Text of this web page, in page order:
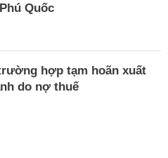
Quốc
hợp tạm hoãn xuất
do nợ thuế